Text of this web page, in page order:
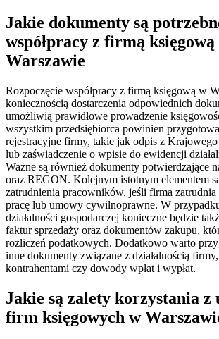
Jakie dokumenty są
współpracy z firmą księgową
Warszawie
Rozpoczęcie współpracy z firmą księgową w
koniecznością dostarczenia odpowiednich
umożliwią prawidłowe prowadzenie
wszystkim przedsiębiorca powinien
rejestracyjne firmy, takie jak odpis z
lub zaświadczenie o wpisie do ewidencji
Ważne są również dokumenty potwierdzające
oraz REGON. Kolejnym istotnym elementem
zatrudnienia pracowników, jeśli firma
pracę lub umowy cywilnoprawne. W
działalności gospodarczej konieczne będzie
faktur sprzedaży oraz dokumentów zakupu,
rozliczeń podatkowych. Dodatkowo warto
inne dokumenty związane z działalnością
kontrahentami czy dowody wpłat i wypłat.
Jakie są zalety korzystania z
firm księgowych w